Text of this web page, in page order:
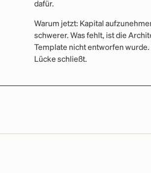
dafür.
Warum jetzt: Kapital
schwerer. Was fehlt, ist die
Template nicht entworfen
Lücke schließt.